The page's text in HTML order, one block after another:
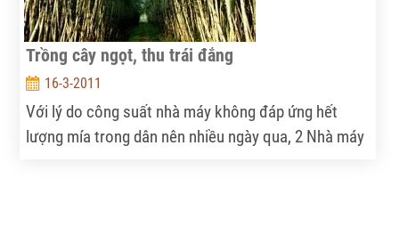
Trồng cây ngọt, thu trái đắng
16-3-2011
Với lý do công suất nhà máy không đáp ứng hết
lượng mía trong dân nên nhiều ngày qua, 2 Nhà máy